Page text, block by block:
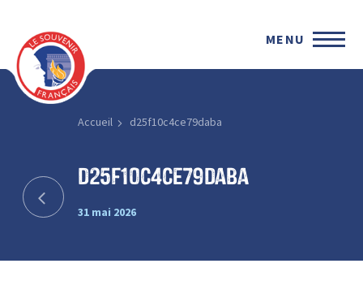
MENU
Accueil d25f10c4ce79daba
d25f10c4ce79daba
31 mai 2026